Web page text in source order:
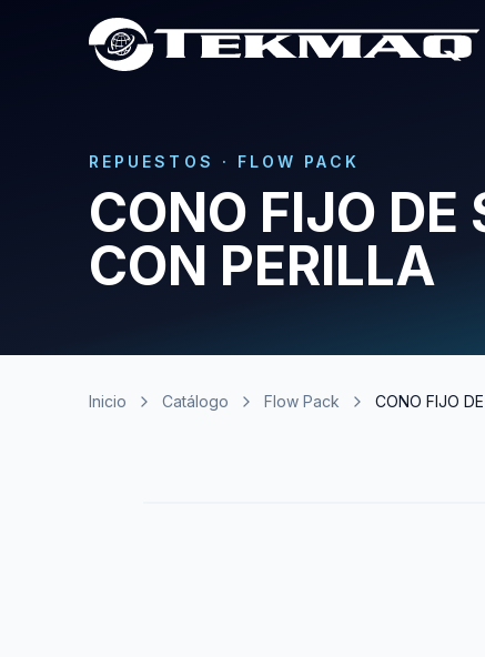
REPUESTOS · FLOW PACK
CONO FIJO DE
CON PERILLA
Inicio Catálogo Flow Pack CONO FIJO